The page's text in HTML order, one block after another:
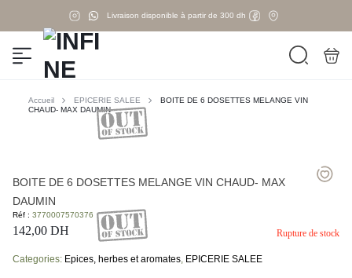
Livraison disponible à partir de 300 dh
Accueil EPICERIE SALEE
BOITE DE 6 DOSETTES MELANGE VIN
CHAUD- MAX DAUMIN
BOITE DE 6 DOSETTES MELANGE VIN CHAUD- MAX
DAUMIN
Réf : 3770007570376
142,00 DH Rupture de stock
Categories: Epices, herbes et aromates, EPICERIE SALEE